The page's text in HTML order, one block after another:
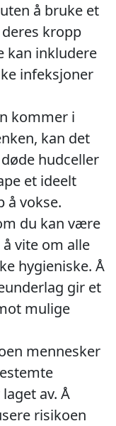
å bruke et
kropp
kan inkludere
infeksjoner
kommer i
kan det
hudceller
et ideelt
å vokse.
du kan være
vite om alle
hygieniske. Å
gir et
mulige
mennesker
av. Å
risikoen